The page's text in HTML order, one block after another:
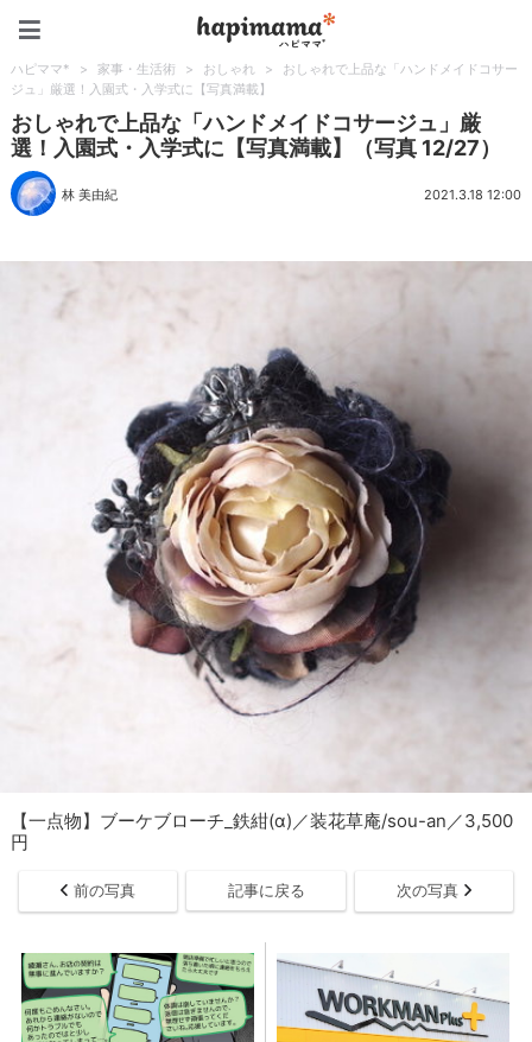
ハピママ* > 家事・生活術 > おしゃれ >
おしゃれで上品な「ハンドメイドコサー
ジュ」厳選！入園式・入学式に【写真満載】
おしゃれで上品な「ハンドメイドコサージュ」厳
選！入園式・入学式に【写真満載】（写真 12/27）
林 美由紀 2021.3.18 12:00
【一点物】ブーケブローチ_鉄紺(α)／装花草庵/sou-an／3,500
円
前の写真 記事に戻る 次の写真